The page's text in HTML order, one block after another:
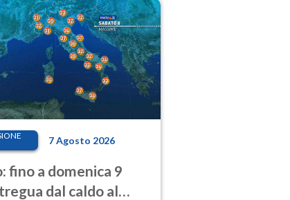
7 Agosto 2026
fino a domenica 9
dal caldo al